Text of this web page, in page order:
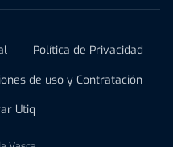
Política de Privacidad
de uso y Contratación
Utiq